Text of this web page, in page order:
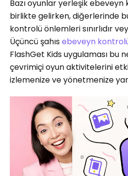
Bazı oyunlar yerleşik
birlikte gelirken, diğerlerinde
kontrolü önlemleri sınırlıdır
Üçüncü şahısebeveyn
FlashGet Kids uygulaması bu
çevrimiçi oyun aktivitelerini
izlemenize ve yönetmenize